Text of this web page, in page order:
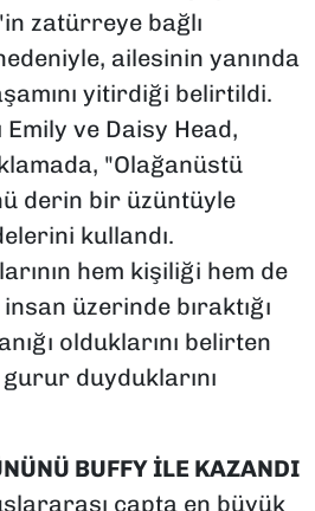
zatürreye bağlı
ailesinin yanında
yitirdiği belirtildi.
Emily ve Daisy Head,
"Olağanüstü
derin bir üzüntüyle
kullandı.
hem kişiliği hem de
üzerinde bıraktığı
olduklarını belirten
duyduklarını
BUFFY İLE KAZANDI
çapta en büyük